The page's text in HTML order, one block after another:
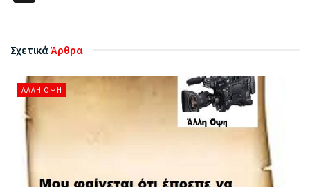
ΣχετικάΆρθρα
ΆΛΛΗ ΌΨΗ